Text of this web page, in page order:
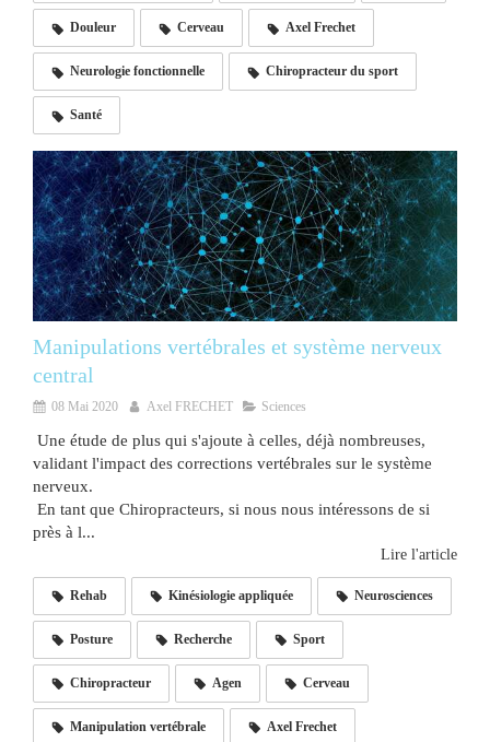
Douleur Cerveau Axel Frechet
Neurologie fonctionnelle Chiropracteur du sport
Santé
Manipulations vertébrales et système nerveux
central
08 Mai 2020 Axel FRECHET Sciences
Une étude de plus qui s'ajoute à celles, déjà nombreuses,
validant l'impact des corrections vertébrales sur le système
nerveux.
En tant que Chiropracteurs, si nous nous intéressons de si
près à l...
Lire l'article
Rehab Kinésiologie appliquée Neurosciences
Posture Recherche Sport
Chiropracteur Agen Cerveau
Manipulation vertébrale Axel Frechet